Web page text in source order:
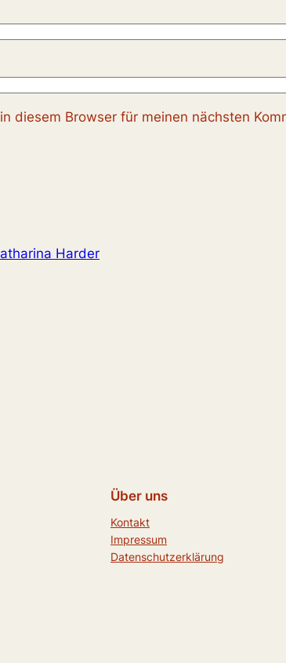
diesem Browser für meinen nächsten
Harder
Über uns
Kontakt
Impressum
Datenschutzerklärung